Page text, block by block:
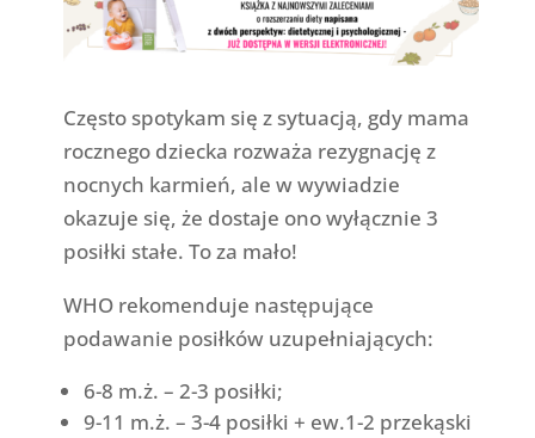
Często spotykam się z sytuacją, gdy mama
rocznego dziecka rozważa rezygnację z
nocnych karmień, ale w wywiadzie
okazuje się, że dostaje ono wyłącznie 3
posiłki stałe. To za mało!
WHO rekomenduje następujące
podawanie posiłków uzupełniających:
6-8 m.ż. – 2-3 posiłki;
9-11 m.ż. – 3-4 posiłki + ew.1-2 przekąski